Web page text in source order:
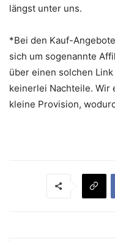
längst unter uns.
*Bei den Kauf-
sich um sogenannte
über einen solchen
keinerlei Nachteile. Wir
kleine Provision,